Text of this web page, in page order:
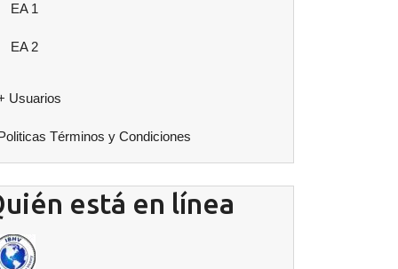
EA 1
EA 2
Usuarios
Términos y Condiciones
está en línea